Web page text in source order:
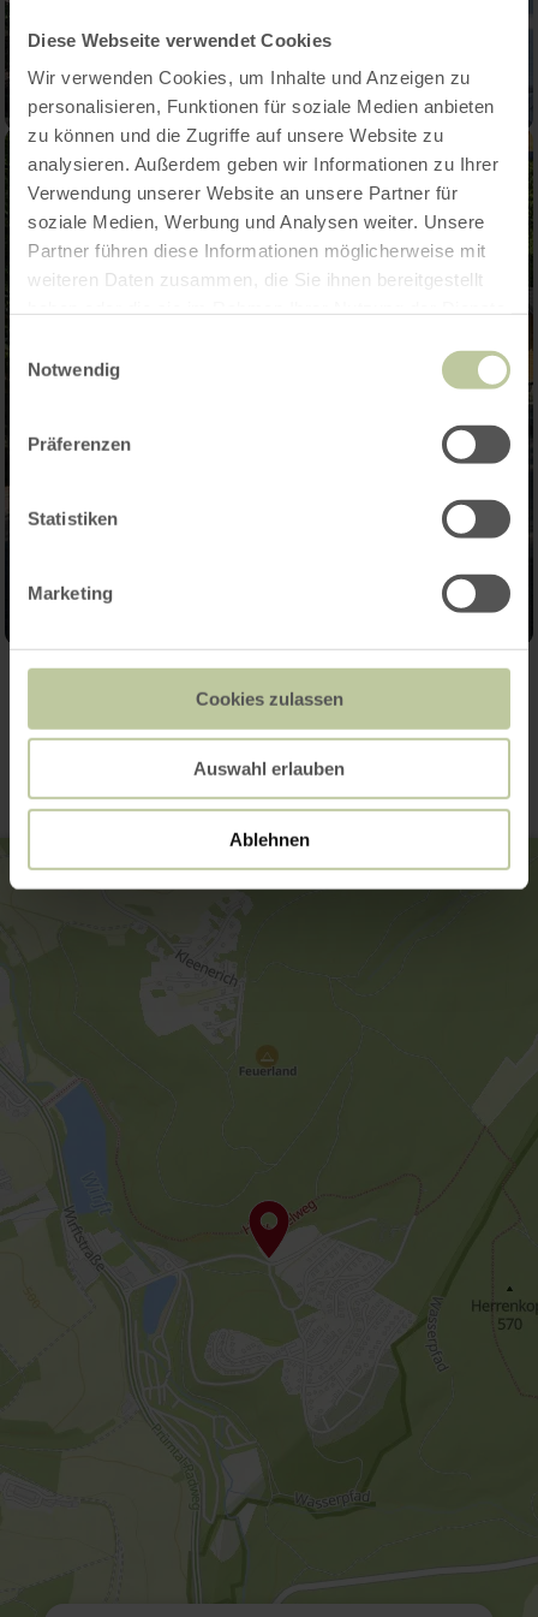
Diese Webseite verwendet Cookies
Wir verwenden Cookies, um Inhalte und Anzeigen zu
personalisieren, Funktionen für soziale Medien anbieten
zu können und die Zugriffe auf unsere Website zu
analysieren. Außerdem geben wir Informationen zu Ihrer
Verwendung unserer Website an unsere Partner für
soziale Medien, Werbung und Analysen weiter. Unsere
Partner führen diese Informationen möglicherweise mit
weiteren Daten zusammen, die Sie ihnen bereitgestellt
Einwilligungsauswahl
Notwendig
Präferenzen
Statistiken
Marketing
Cookies zulassen
Auswahl erlauben
Ablehnen
Contact